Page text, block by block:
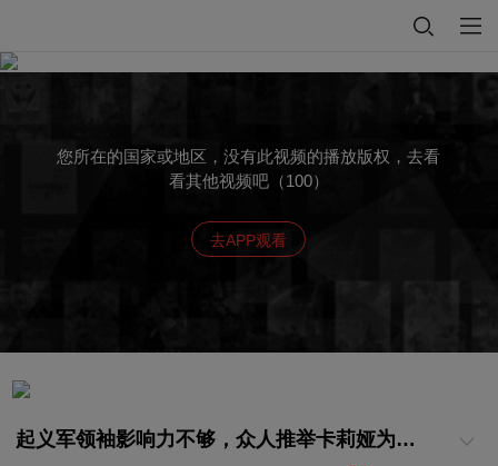
您所在的国家或地区，没有此视频的播放版权，去看
看其他视频吧（100）
去APP观看
起义军领袖影响力不够，众人推举卡莉娅为新领袖